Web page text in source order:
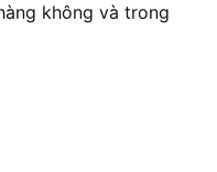
không và trong